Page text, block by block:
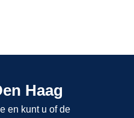
Haag
en kunt u of de